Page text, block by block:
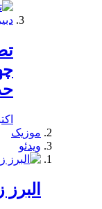
اکتبر
موزیک
ویدئو
البرز